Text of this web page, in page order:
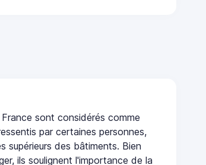
sont considérés comme
par certaines personnes,
supérieurs des bâtiments. Bien
ils soulignent l'importance de la